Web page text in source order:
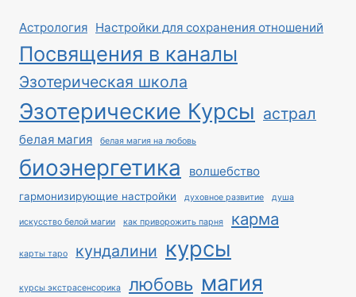
Астрология Настройки для сохранения отношений
Посвящения в каналы
Эзотерическая школа
Эзотерические Курсы астрал
белая магия белая магия на любовь
биоэнергетика волшебство
гармонизирующие настройки духовное развитие душа
искусство белой магии как приворожить парня карма
карты таро кундалини курсы
курсы экстрасенсорика любовь магия